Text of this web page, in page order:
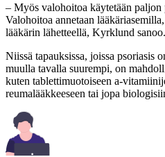
– Myös valohoitoa käytetään paljon
Valohoitoa annetaan
lääkärin lähetteellä, Kyrklund sanoo.
Niissä tapauksissa, joissa psoriasis
muulla tavalla suurempi, on
kuten tablettimuotoiseen a-
reumalääkkeeseen tai jopa